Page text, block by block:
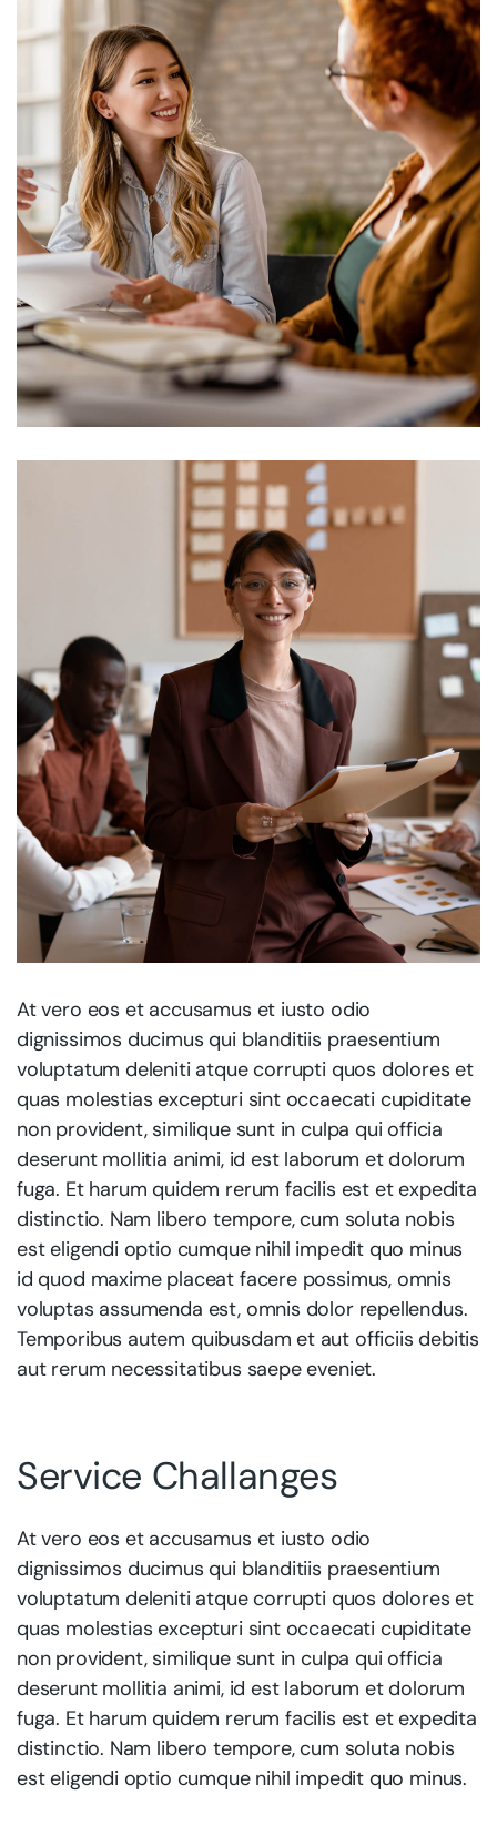
At vero eos et accusamus et iusto odio
dignissimos ducimus qui blanditiis praesentium
voluptatum deleniti atque corrupti quos dolores et
quas molestias excepturi sint occaecati cupiditate
non provident, similique sunt in culpa qui officia
deserunt mollitia animi, id est laborum et dolorum
fuga. Et harum quidem rerum facilis est et expedita
distinctio. Nam libero tempore, cum soluta nobis
est eligendi optio cumque nihil impedit quo minus
id quod maxime placeat facere possimus, omnis
voluptas assumenda est, omnis dolor repellendus.
Temporibus autem quibusdam et aut officiis debitis
aut rerum necessitatibus saepe eveniet.
Service Challanges
At vero eos et accusamus et iusto odio
dignissimos ducimus qui blanditiis praesentium
voluptatum deleniti atque corrupti quos dolores et
quas molestias excepturi sint occaecati cupiditate
non provident, similique sunt in culpa qui officia
deserunt mollitia animi, id est laborum et dolorum
fuga. Et harum quidem rerum facilis est et expedita
distinctio. Nam libero tempore, cum soluta nobis
est eligendi optio cumque nihil impedit quo minus.